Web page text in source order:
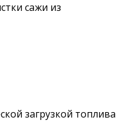
сажи из
загрузкой топлива